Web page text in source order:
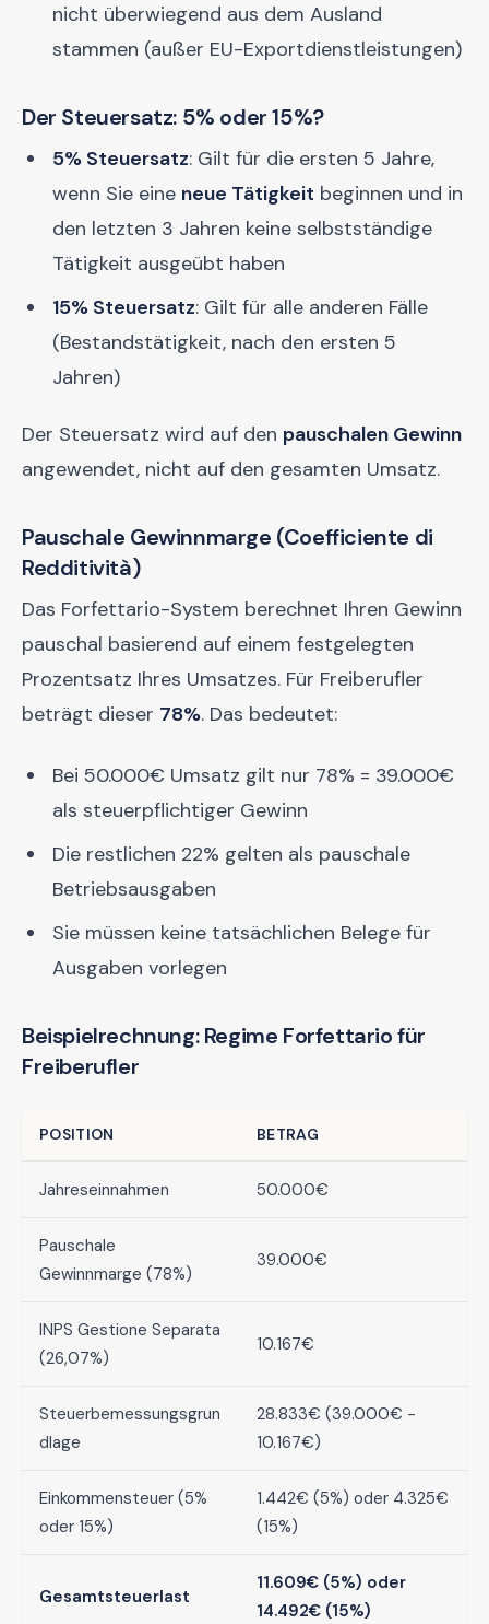
nicht überwiegend aus dem Ausland
stammen (außer EU-Exportdienstleistungen)
Der Steuersatz: 5% oder 15%?
5% Steuersatz: Gilt für die ersten 5 Jahre,
wenn Sie eine neue Tätigkeit beginnen und in
den letzten 3 Jahren keine selbstständige
Tätigkeit ausgeübt haben
15% Steuersatz: Gilt für alle anderen Fälle
(Bestandstätigkeit, nach den ersten 5
Jahren)
Der Steuersatz wird auf den pauschalen Gewinn
angewendet, nicht auf den gesamten Umsatz.
Pauschale Gewinnmarge (Coefficiente di
Redditività)
Das Forfettario-System berechnet Ihren Gewinn
pauschal basierend auf einem festgelegten
Prozentsatz Ihres Umsatzes. Für Freiberufler
beträgt dieser 78%. Das bedeutet:
Bei 50.000€ Umsatz gilt nur 78% = 39.000€
als steuerpflichtiger Gewinn
Die restlichen 22% gelten als pauschale
Betriebsausgaben
Sie müssen keine tatsächlichen Belege für
Ausgaben vorlegen
Beispielrechnung: Regime Forfettario für
Freiberufler
POSITION BETRAG
Jahreseinnahmen 50.000€
Pauschale
Gewinnmarge (78%)
39.000€
INPS Gestione Separata
(26,07%)
10.167€
Steuerbemessungsgrun
dlage
28.833€ (39.000€ -
10.167€)
Einkommensteuer (5%
oder 15%)
1.442€ (5%) oder 4.325€
(15%)
Gesamtsteuerlast
11.609€ (5%) oder
14.492€ (15%)